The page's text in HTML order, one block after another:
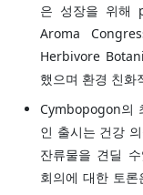
은 성장을 위해
Aroma
Herbivore
했으며 환경 친화
Cymbopogon의
인 출시는 건강
잔류물을 견딜
회의에 대한 토